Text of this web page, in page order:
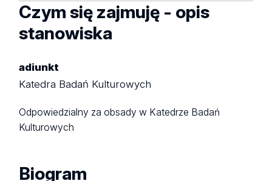
Czym się zajmuję - opis
stanowiska
adiunkt
Katedra Badań Kulturowych
Odpowiedzialny za obsady w Katedrze Badań
Kulturowych
Biogram